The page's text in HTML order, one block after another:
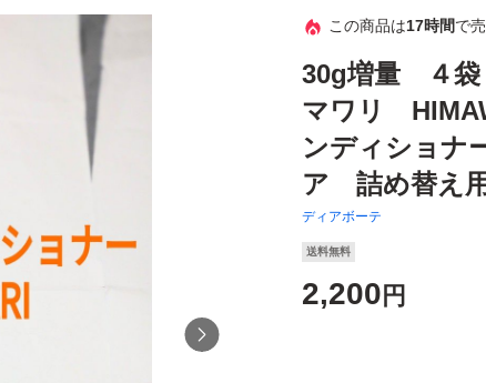
この商品は17時間で
30g増量 ４
マワリ
ンディショ
ア 詰め替え用
ディアボーテ
送料無料
2,200 円